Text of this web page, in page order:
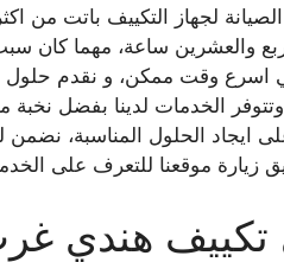
لجهاز التكييف باتت من
والعشرين ساعة، مهما
اسرع وقت ممكن، و نقدم حلول
وتتوفر الخدمات لدينا بفضل
ايجاد الحلول المناسبة،
زيارة موقعنا للتعرف على
تكييف هندي